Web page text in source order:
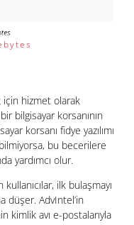
hizmet olarak
bilgisayar korsanının
korsanı fidye yazılımı
bu becerilere
yardımcı olur.
ilk bulaşmayı
düşer. AdvIntel’in
kimlik avı e-postalarıyla